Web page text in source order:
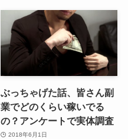
ぶっちゃげた話、皆さん副
業でどのくらい稼いでる
の？アンケートで実体調査
2018年6月1日